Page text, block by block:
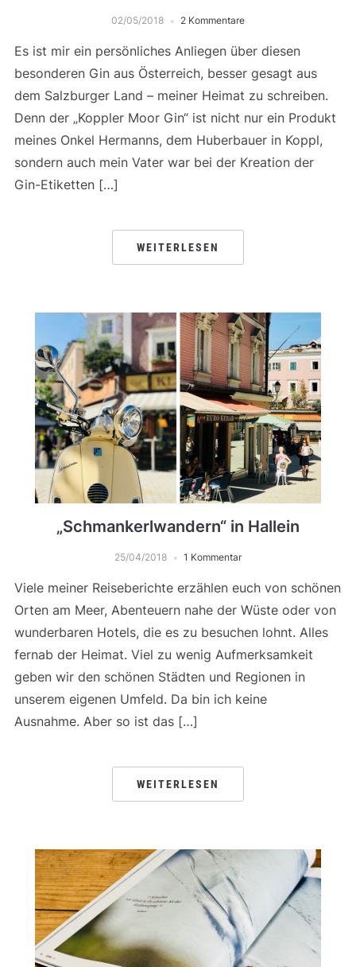
02/05/2018 2 Kommentare
Es ist mir ein persönliches Anliegen über diesen
besonderen Gin aus Österreich, besser gesagt aus
dem Salzburger Land – meiner Heimat zu schreiben.
Denn der „Koppler Moor Gin“ ist nicht nur ein Produkt
meines Onkel Hermanns, dem Huberbauer in Koppl,
sondern auch mein Vater war bei der Kreation der
Gin-Etiketten […]
WEITERLESEN
„Schmankerlwandern“ in Hallein
25/04/2018 1 Kommentar
Viele meiner Reiseberichte erzählen euch von schönen
Orten am Meer, Abenteuern nahe der Wüste oder von
wunderbaren Hotels, die es zu besuchen lohnt. Alles
fernab der Heimat. Viel zu wenig Aufmerksamkeit
geben wir den schönen Städten und Regionen in
unserem eigenen Umfeld. Da bin ich keine
Ausnahme. Aber so ist das […]
WEITERLESEN